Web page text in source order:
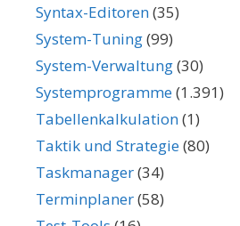
Syntax-Editoren(35)
System-Tuning(99)
System-Verwaltung(30)
Systemprogramme(1.391)
Tabellenkalkulation(1)
Taktik und Strategie(80)
Taskmanager(34)
Terminplaner(58)